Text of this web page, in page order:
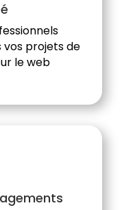
projets de
le web